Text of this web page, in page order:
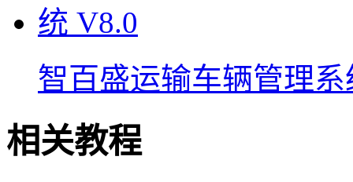
智百盛运输车辆管理系
相关教程